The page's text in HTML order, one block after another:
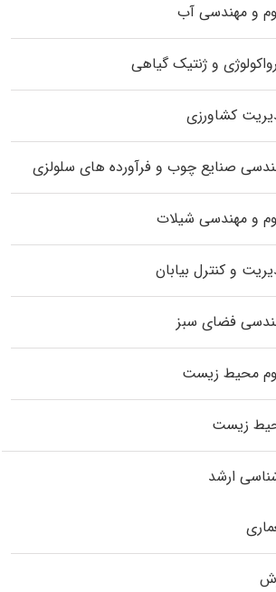
و مهندسی آب
و ژنتیک گیاهی
کشاورزی
صنایع چوب و فرآورده‌ های سلولزی
و مهندسی شیلات
و کنترل بیابان
فضای سبز
محیط‌ زیست
زیست
ارشد